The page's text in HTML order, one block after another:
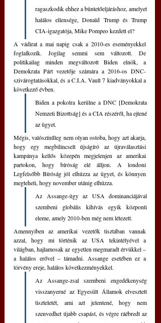
ragaszkodik ehhez a büntetőeljáráshoz, amelyet
halálos ellensége, Donald Trump és Trump
CIA-igazgatója, Mike Pompeo kezdett el?
A vádirat a mai napig csak a 2010-es eseményekkel
foglalkozik. Jogilag semmi sem változott. De
politikailag minden megváltozott Biden elnök, a
Demokrata Párt vezetője számára a 2016-os DNC-
szivárogtatásokkal, és a C.I.A. Vault 7 kiadványokkal a
következő évben.
Biden a pokolra kerülne a DNC [Demokrata
Nemzeti Bizottság] és a CIA részéről, ha ejtené
az ügyet.
Mégis, valószínűleg nem olyan ostoba, hogy azt akarja,
hogy egy megbilincselt újságíró az újraválasztási
kampánya kellős közepén megjelenjen az amerikai
partokon, hogy bíróság elé álljon. A londoni
Legfelsőbb Bíróság jól elhúzza az ügyet, és könnyen
megteheti, hogy november utánig elhúzza.
Az Assange-ügy az USA dominanciájával
szembeni globális kihívás egyik központi
eleme, amely 2010-ben még nem létezett.
Amennyiben az amerikai vezetők tisztában vannak
azzal, hogy mi történik az USA tekintélyével a
világban, hajlamosak az egyetlen megmaradt érvükkel –
a halálos erővel – támadni. Assange esetében ez a
törvény ereje, halálos következményekkel.
Az Assange-zsal szembeni engedékenység
visszanyerné az Egyesült Államok elvesztett
tiszteletét, ami azt jelentené, hogy nem
szenvedhet újabb csapást, és végre ráébredt az